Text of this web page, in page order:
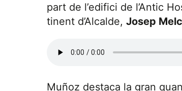
part de l’edifici de l’Antic
tinent d’Alcalde, Josep
Muñoz destaca la gran